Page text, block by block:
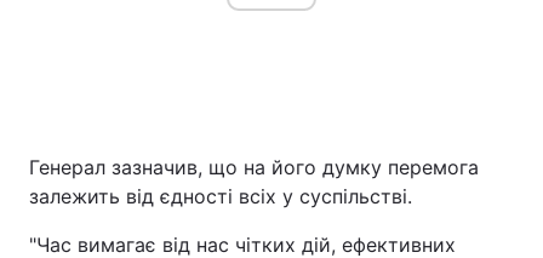
Генерал зазначив, що на його думку перемога
залежить від єдності всіх у суспільстві.
"Час вимагає від нас чітких дій, ефективних